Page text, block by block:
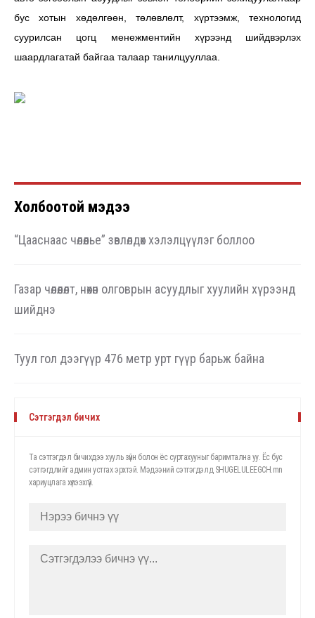
бус хотын хөдөлгөөн, төлөвлөлт, хүртээмж, технологид
суурилсан цогц менежментийн хүрээнд шийдвэрлэх
шаардлагатай байгаа талаар танилцууллаа.
Холбоотой мэдээ
“Цааснаас чөлөөлье” зөвлөлдөх хэлэлцүүлэг боллоо
Газар чөлөөлөлт, нөхөн олговрын асуудлыг хуулийн хүрээнд
шийднэ
Туул гол дээгүүр 476 метр урт гүүр барьж байна
Сэтгэгдэл бичих
Та сэтгэгдэл бичихдээ хууль зүйн болон ёс суртахууныг баримтална уу. Ёс бус
сэтгэгдлийг админ устгах эрхтэй. Мэдээний сэтгэгдэлд SHUGELULEEGCH.mn
хариуцлага хүлээхгүй.